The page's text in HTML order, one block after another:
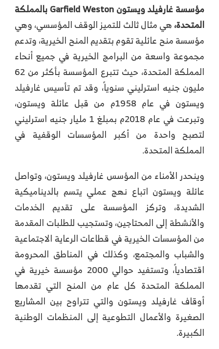
مؤسسة غارفيلد ويستون
بالمملكة
المتحدة،هي مثال ثالث للتميز الوقف المؤسسي، وهي
مؤسسة منح عائلية تقوم بتقديم المنح الخيرية، وتدعم
مجموعة واسعة من البرامج الخيرية في جميع أنحاء
المملكة المتحدة، حيث تتبرع المؤسسة بأكثر من 62
مليون جنيه استرليني سنوياً، وقد تم تأسيس غارفيلد
ويستون في عام 1958م من قبل عائلة ويستون،
وتبرعت في عام 2018م بمبلغ 1 مليار جنيه استرليني
لتصبح واحدة من أكبر المؤسسات الوقفية في
المملكة المتحدة.
وينحدر الأمناء من المؤسس غارفيلد ويستون، وتواصل
عائلة ويستون اتباع نهج عملي يتسم بالديناميكية
الشديدة، وتركز المؤسسة على تقديم الخدمات
والأنشطة إلى المحتاجين، وتستجيب للطلبات المقدمة
من المؤسسات الخيرية في قطاعات الرعاية الاجتماعية
والشباب والمجتمع، وكذلك في المناطق المحرومة
اقتصادياً، وتستفيد حوالي 2000 مؤسسة خيرية في
المملكة المتحدة كل عام من المنح التي تقدمها
أوقاف غارفيلد ويستون والتي تتراوح بين المشاريع
الصغيرة والأعمال التطوعية إلى المنظمات الوطنية
الكبيرة.